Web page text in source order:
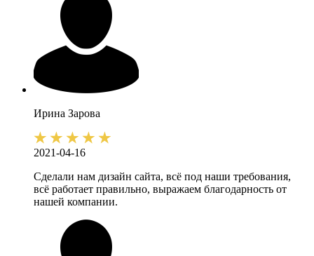
Ирина Зарова
2021-04-16
Сделали нам дизайн сайта, всё под наши требования,
всё работает правильно, выражаем благодарность от
нашей компании.